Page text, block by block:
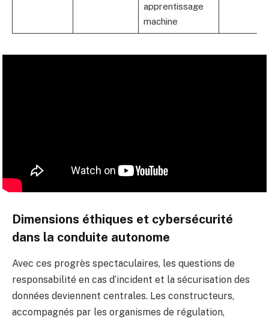
apprentissage
machine
Dimensions éthiques et cybersécurité
dans la conduite autonome
Avec ces progrès spectaculaires, les questions de
responsabilité en cas d’incident et la sécurisation des
données deviennent centrales. Les constructeurs,
accompagnés par les organismes de régulation,